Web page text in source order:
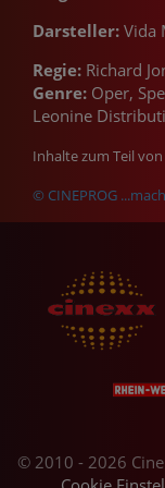
Darsteller: Vida
Regie: Richard
Genre: Oper,
Leonine
Inhalte zum Teil von
© CINEPROG
© 2010 - 2026